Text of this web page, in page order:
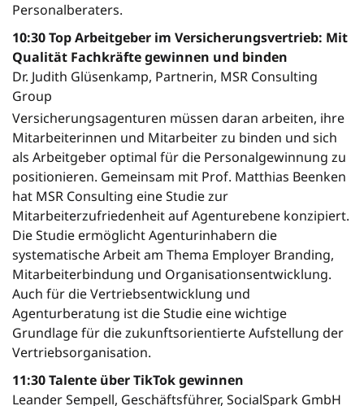
Personalberaters.
10:30 Top Arbeitgeber im Versicherungsvertrieb: Mit
Qualität Fachkräfte gewinnen und binden
Dr. Judith Glüsenkamp, Partnerin, MSR Consulting
Group
Versicherungsagenturen müssen daran arbeiten, ihre
Mitarbeiterinnen und Mitarbeiter zu binden und sich
als Arbeitgeber optimal für die Personalgewinnung zu
positionieren. Gemeinsam mit Prof. Matthias Beenken
hat MSR Consulting eine Studie zur
Mitarbeiterzufriedenheit auf Agenturebene konzipiert.
Die Studie ermöglicht Agenturinhabern die
systematische Arbeit am Thema Employer Branding,
Mitarbeiterbindung und Organisationsentwicklung.
Auch für die Vertriebsentwicklung und
Agenturberatung ist die Studie eine wichtige
Grundlage für die zukunftsorientierte Aufstellung der
Vertriebsorganisation.
11:30 Talente über TikTok gewinnen
Leander Sempell, Geschäftsführer, SocialSpark GmbH